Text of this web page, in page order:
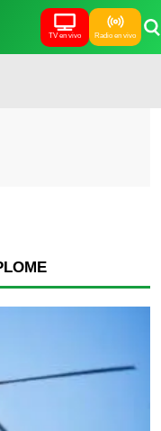
TV en vivo Radio en vivo